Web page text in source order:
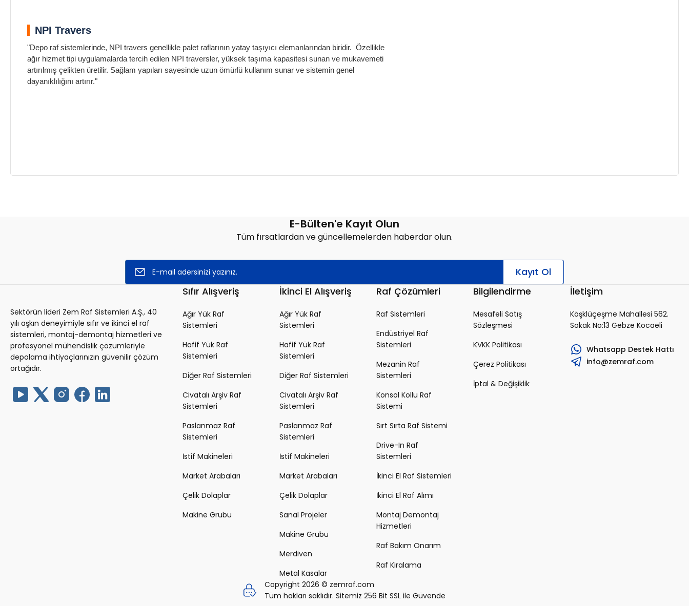
NPI Travers
"Depo raf sistemlerinde, NPI travers genellikle palet raflarının yatay taşıyıcı elemanlarından biridir. Özellikle
ağır hizmet tipi uygulamalarda tercih edilen NPI traversler, yüksek taşıma kapasitesi sunan ve mukavemeti
artırılmış çelikten üretilir. Sağlam yapıları sayesinde uzun ömürlü kullanım sunar ve sistemin genel
dayanıklılığını artırır."
E-Bülten'e Kayıt Olun
Tüm fırsatlardan ve güncellemelerden haberdar olun.
Kayıt Ol
Sektörün lideri Zem Raf Sistemleri A.Ş., 40
yılı aşkın deneyimiyle sıfır ve ikinci el raf
sistemleri, montaj-demontaj hizmetleri ve
profesyonel mühendislik çözümleriyle
depolama ihtiyaçlarınızın güvenilir çözüm
ortağıdır.
Sıfır Alışveriş
Ağır Yük Raf
Sistemleri
Hafif Yük Raf
Sistemleri
Diğer Raf Sistemleri
Civatalı Arşiv Raf
Sistemleri
Paslanmaz Raf
Sistemleri
İstif Makineleri
Market Arabaları
Çelik Dolaplar
Makine Grubu
İkinci El Alışveriş
Ağır Yük Raf
Sistemleri
Hafif Yük Raf
Sistemleri
Diğer Raf Sistemleri
Civatalı Arşiv Raf
Sistemleri
Paslanmaz Raf
Sistemleri
İstif Makineleri
Market Arabaları
Çelik Dolaplar
Sanal Projeler
Makine Grubu
Merdiven
Metal Kasalar
Raf Çözümleri
Raf Sistemleri
Endüstriyel Raf
Sistemleri
Mezanin Raf
Sistemleri
Konsol Kollu Raf
Sistemi
Sırt Sırta Raf Sistemi
Drive-In Raf
Sistemleri
İkinci El Raf Sistemleri
İkinci El Raf Alımı
Montaj Demontaj
Hizmetleri
Raf Bakım Onarım
Raf Kiralama
Bilgilendirme
Mesafeli Satış
Sözleşmesi
KVKK Politikası
Çerez Politikası
İptal & Değişiklik
İletişim
Köşklüçeşme Mahallesi 562.
Sokak No:13 Gebze Kocaeli
Whatsapp Destek Hattı
info@zemraf.com
Copyright 2026 © zemraf.com
Tüm hakları saklıdır. Sitemiz 256 Bit SSL ile Güvende